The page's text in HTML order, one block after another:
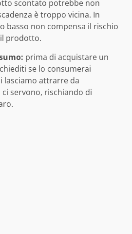
scontato potrebbe non
è troppo vicina. In
basso non compensa il rischio
prodotto.
prima di acquistare un
se lo consumerai
lasciamo attrarre da
servono, rischiando di